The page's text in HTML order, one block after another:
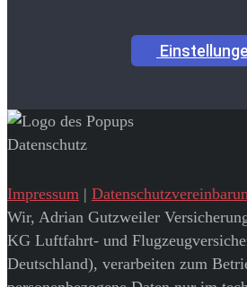
Datenschutz
Impressum |
Wir, Adrian Gutzweiler
KG Luftfahrt- und
Deutschland), verarbeiten zum